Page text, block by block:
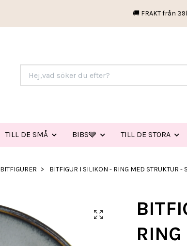
🚚 FRAKT från
TILL DE SMÅ BIBS🩶 TILL DE STORA
BITFIGURER BITFIGUR I SILIKON - RING MED STRUKTUR -